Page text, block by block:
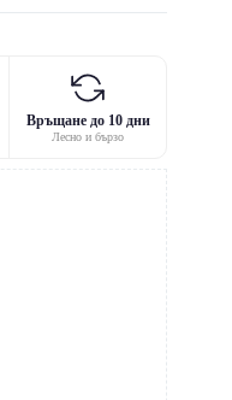
Връщане до 10 дни
Лесно и бързо